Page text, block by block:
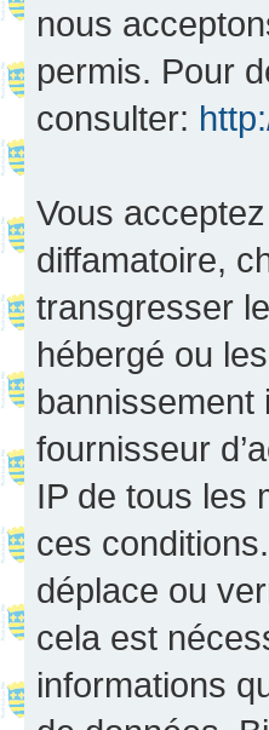
nous
permis. Pour
consulter:
Vous
diffamatoire,
transgresser
hébergé ou
bannissement
fournisseur
IP de tous les
ces
déplace ou
cela est
informations